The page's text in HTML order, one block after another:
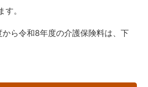
。
ら令和8年度の介護保険料は、下